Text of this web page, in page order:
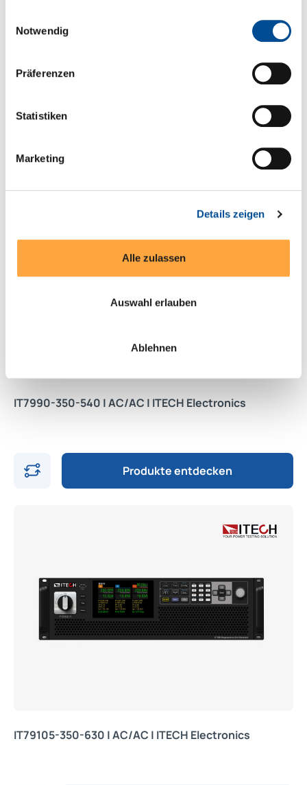
Notwendig
Präferenzen
Statistiken
Marketing
Details zeigen
Alle zulassen
Auswahl erlauben
Ablehnen
IT7975-350-450 | AC/AC | ITECH Electronics
IT7990-350-540 | AC/AC | ITECH Electronics
Produkte entdecken
IT79105-350-630 | AC/AC | ITECH Electronics